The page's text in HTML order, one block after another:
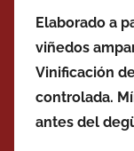
Elaborado a
viñedos
Vinificación
controlada.
antes del